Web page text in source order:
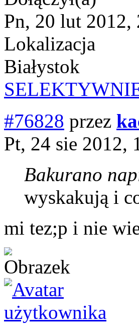
Pn, 20 lut 2012,
Lokalizacja
Białystok
#76828 przez
Pt, 24 sie 2012,
Bakurano
wyskakują i
mi tez;p i nie